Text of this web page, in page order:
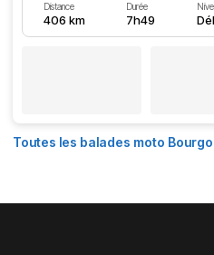
Distance
406 km
Durée
7h49
Toutes les balades moto